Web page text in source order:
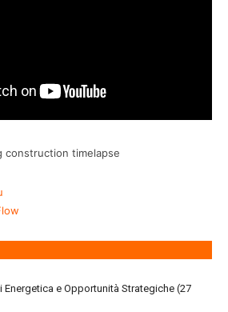
construction timelapse
e Opportunità Strategiche (27